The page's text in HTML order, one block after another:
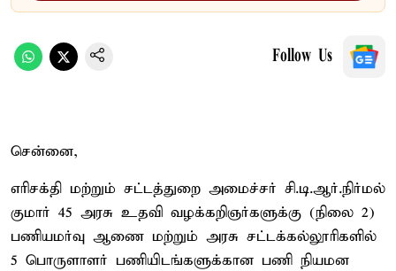
Follow Us
சென்னை,
எரிசக்தி மற்றும் சட்டத்துறை அமைச்சர் சி.டி.ஆர்.நிர்மல்
குமார் 45 அரசு உதவி வழக்கறிஞர்களுக்கு (நிலை 2)
பணியமர்வு ஆணை மற்றும் அரசு சட்டக்கல்லூரிகளில்
5 பொருளாளர் பணியிடங்களுக்கான பணி நியமன